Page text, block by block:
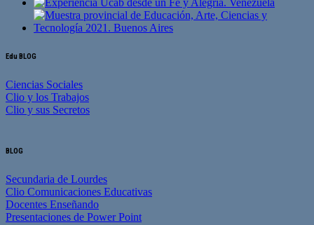
Edu BLOG
Ciencias Sociales
Clio y los Trabajos
Clio y sus Secretos
BLOG
Secundaria de Lourdes
Clio Comunicaciones Educativas
Docentes Enseñando
Presentaciones de Power Point